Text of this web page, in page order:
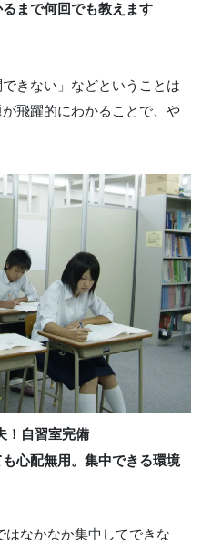
まで何回でも教えます
きない」などということは
飛躍的にわかることで、や
！自習室完備
心配無用。集中できる環境
なかなか集中してできな